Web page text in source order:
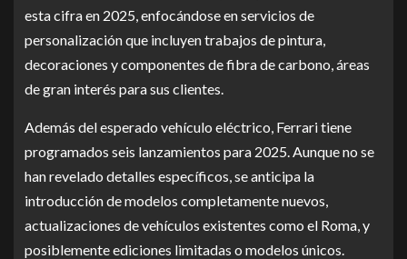
esta cifra en 2025, enfocándose en servicios de
personalización que incluyen trabajos de pintura,
decoraciones y componentes de fibra de carbono, áreas
de gran interés para sus clientes.
Además del esperado vehículo eléctrico, Ferrari tiene
programados seis lanzamientos para 2025. Aunque no se
han revelado detalles específicos, se anticipa la
introducción de modelos completamente nuevos,
actualizaciones de vehículos existentes como el Roma, y
posiblemente ediciones limitadas o modelos únicos.